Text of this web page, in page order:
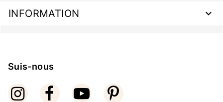
INFORMATION
Suis-nous